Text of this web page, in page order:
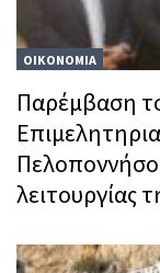
ΟΙΚΟΝΟΜΙΑ
Παρέμβαση
λειτουργίας